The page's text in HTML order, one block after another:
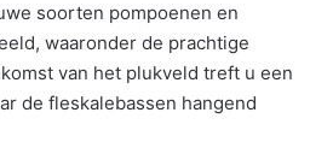
soorten pompoenen en
waaronder de prachtige
van het plukveld treft u een
de fleskalebassen hangend